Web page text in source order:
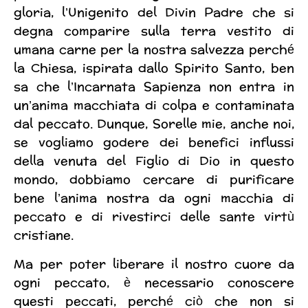
gloria, l’Unigenito del Divin Padre che si
degna comparire sulla terra vestito di
umana carne per la nostra salvezza perché
la Chiesa, ispirata dallo Spirito Santo, ben
sa che l’Incarnata Sapienza non entra in
un’anima macchiata di colpa e contaminata
dal peccato. Dunque, Sorelle mie, anche noi,
se vogliamo godere dei benefici influssi
della venuta del Figlio di Dio in questo
mondo, dobbiamo cercare di purificare
bene l’anima nostra da ogni macchia di
peccato e di rivestirci delle sante virtù
cristiane.
Ma per poter liberare il nostro cuore da
ogni peccato, è necessario conoscere
questi peccati, perché ciò che non si